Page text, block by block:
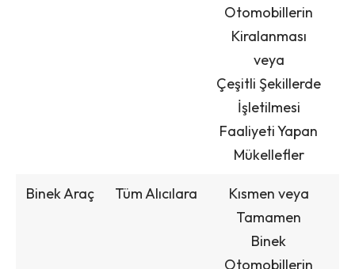
Otomobillerin
Kiralanması
veya
Çeşitli Şekillerde
İşletilmesi
Faaliyeti Yapan
Mükellefler
Binek Araç Tüm Alıcılara
Kısmen veya
Tamamen
Binek
Otomobillerin